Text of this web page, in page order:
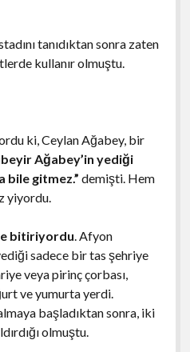
tanıdıktan sonra zaten
kullanır olmuştu.
ki, Ceylan Ağabey, bir
Ağabey’in yediği
bile gitmez.” demişti. Hem
yiyordu.
bitiriyordu . Afyon
sadece bir tas şehriye
veya pirinç çorbası,
ve yumurta yerdi.
başladıktan sonra, iki
olmuştu.